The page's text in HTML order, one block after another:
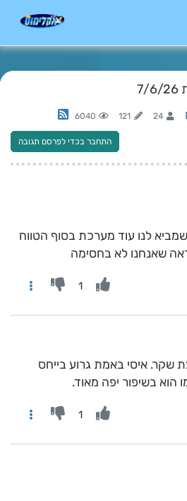
24
121
6040
התחבר בכדי לפרסם תגובה
לנו עוד מערכת בסוף הטווח
שאנחנו לא בחסימה
1
שקר. איסי באמת גרוע בייחס
הוא בשיפור יפה מאוד.
1